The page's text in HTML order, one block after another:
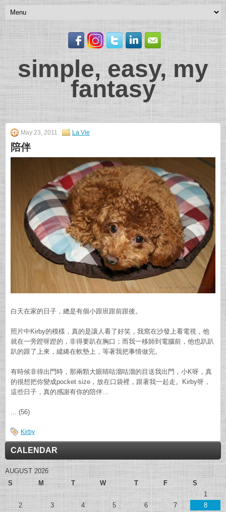
simple, easy, my
fantasy
May 23, 2011 La Vie
陪伴
白天在家的日子，總是有個小跟班跟前跟後。
照片中Kirby的模樣，真的是讓人看了好笑，我窩在沙發上看電視，他
就在一旁蹬呀蹬的，非得要趴在胸口；而我一移師到電腦前，他也趴趴
趴的跟了上來，繾綣在軟墊上，等著我把事情做完。
有時候非得出門時，那兩顆大眼睛咕溜咕溜的目送我出門，小K呀，真
的很想把你變成pocket size，放在口袋裡，跟著我一起走。Kirby呀，
這些日子，真的感謝有你的陪伴…
... (56)
Kirby
CALENDAR
AUGUST 2026
S
M T W T F
S
1
2
3 4 5 6 7
8